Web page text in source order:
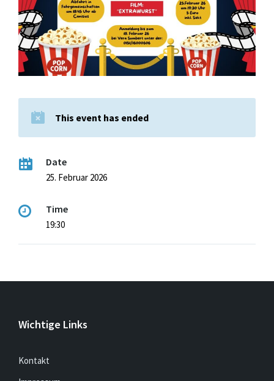
This event has ended
Date
25. Februar 2026
Time
19:30
Wichtige Links
Kontakt